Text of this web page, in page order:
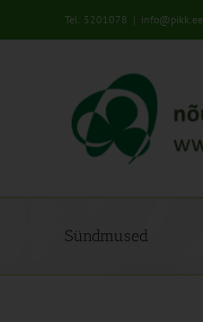
Tel: 5201078 | info@pikk.ee
Sündmused